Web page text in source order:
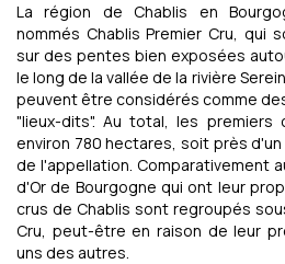
La région de Chablis en
nommés Chablis Premier Cru, qui
sur des pentes bien exposées
le long de la vallée de la rivière
peuvent être considérés comme
"lieux-dits". Au total, les premiers
environ 780 hectares, soit près
de l'appellation. Comparativement
d'Or de Bourgogne qui ont leur
crus de Chablis sont regroupés
Cru, peut-être en raison de leur
uns des autres.